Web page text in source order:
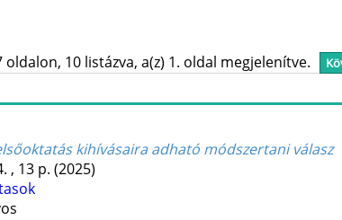
oldalon, 10 listázva, a(z) 1. oldal megjelenítve.
kihívásaira adható módszertani válasz
, 13 p. (2025)